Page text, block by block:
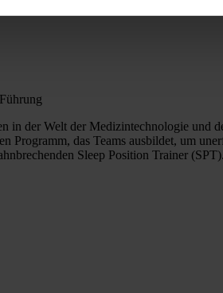
in der Welt der Medizintechnologie
Programm, das Teams ausbildet, um
Sleep Position Trainer (SPT).